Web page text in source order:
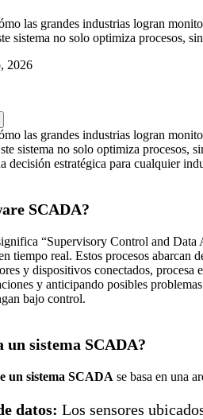
las grandes industrias logran
sistema no solo optimiza procesos,
2026
las grandes industrias logran
sistema no solo optimiza procesos,
decisión estratégica para cualquier
SCADA?
“Supervisory Control and Data
tiempo real. Estos procesos abarcan
y dispositivos conectados,
y anticipando posibles
bajo control.
un sistema SCADA?
un sistema SCADA se basa en una
datos: Los sensores